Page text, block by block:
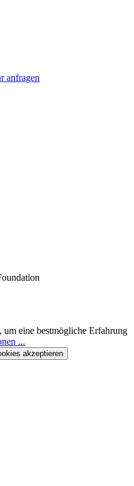
anfragen
eine bestmögliche Erfahrung
...
akzeptieren